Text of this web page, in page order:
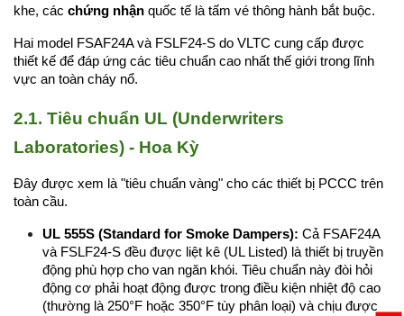
khe, các chứng nhận quốc tế là tấm vé thông hành bắt buộc.
Hai model FSAF24A và FSLF24-S do VLTC cung cấp được
thiết kế để đáp ứng các tiêu chuẩn cao nhất thế giới trong lĩnh
vực an toàn cháy nổ.
2.1. Tiêu chuẩn UL (Underwriters
Laboratories) - Hoa Kỳ
Đây được xem là "tiêu chuẩn vàng" cho các thiết bị PCCC trên
toàn cầu.
UL 555S (Standard for Smoke Dampers): Cả FSAF24A
và FSLF24-S đều được liệt kê (UL Listed) là thiết bị truyền
động phù hợp cho van ngăn khói. Tiêu chuẩn này đòi hỏi
động cơ phải hoạt động được trong điều kiện nhiệt độ cao
(thường là 250°F hoặc 350°F tùy phân loại) và chịu được